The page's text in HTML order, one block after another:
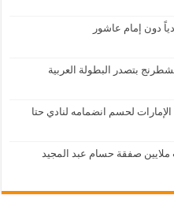
دون إمام عاشور
لحسم انضمامه لنادي حتا
ملايين صفقة حسام عبد المجيد